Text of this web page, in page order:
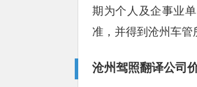
期为个人及企事业
准，并得到沧州车管
沧州驾照翻译公司